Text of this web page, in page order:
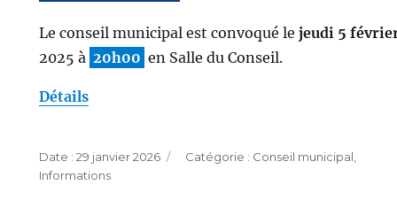
Le conseil municipal est convoqué le jeudi 5
2025 à 20h00 en Salle du Conseil.
Détails
Publié
le
29 janvier 2026 Catégories
Conseil municipal
Informations